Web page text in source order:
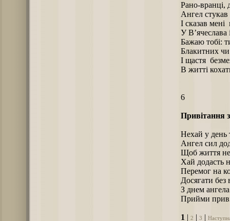
Рано-вранці,
Ангел
І сказав
У В’ячеслава
Бажаю тобі:
Блакитних
І щастя
В житті
6
Привітання
Нехай у день
Ангел сил
Щоб життя не
Хай додасть
Перемог на
Досягати без
З днем
Прийми
1 2 3